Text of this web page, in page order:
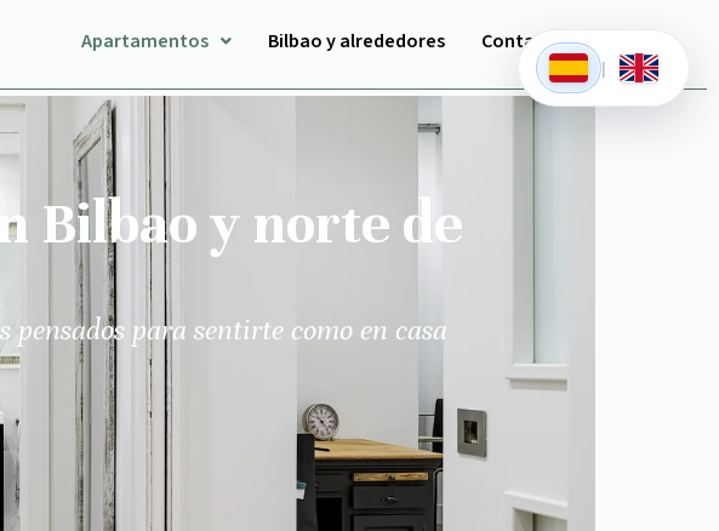
Apartamentos Bilbao y alrededores Contacto
Bilbao y norte de
pensados para sentirte como en casa
|